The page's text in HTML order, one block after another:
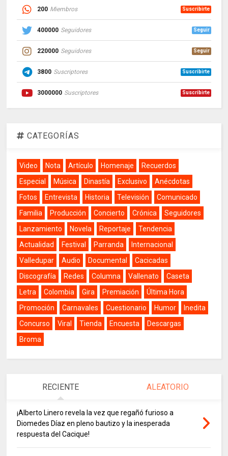
200 Miembros Suscribirte
400000 Seguidores Seguir
220000 Seguidores Seguir
3800 Suscriptores Suscribirte
3000000 Suscriptores Suscribirte
CATEGORÍAS
Video Nota Artículo Homenaje
Recuerdos
Especial
Música Dinastía Exclusivo
Anécdotas
Fotos
Entrevista Historia Televisión
Comunicado
Familia
Producción Concierto Crónica
Seguidores
Lanzamiento
Novela Reportaje
Tendencia
Actualidad
Festival Parranda
Internacional
Valledupar
Audio Documental
Cacicadas
Discografía
Redes Columna Vallenato
Caseta
Letra
Colombia Gira Premiación
Última Hora
Promoción
Carnavales Cuestionario Humor
Inedita
Concurso
Viral Tienda Encuesta
Descargas
Broma
RECIENTE ALEATORIO
¡Alberto Linero revela la vez que regañó furioso a
Diomedes Díaz en pleno bautizo y la inesperada
respuesta del Cacique!